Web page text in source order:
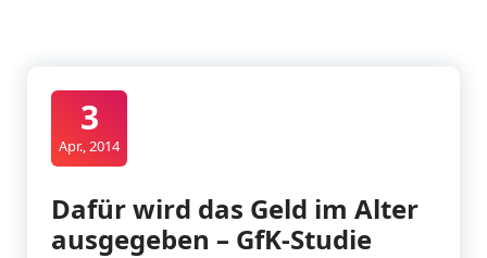
3
Apr., 2014
Dafür wird das Geld im Alter
ausgegeben – GfK-Studie